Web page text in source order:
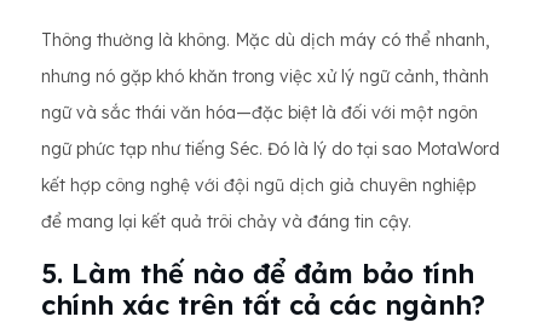
Thông thường là không. Mặc dù dịch máy có thể nhanh,
nhưng nó gặp khó khăn trong việc xử lý ngữ cảnh, thành
ngữ và sắc thái văn hóa—đặc biệt là đối với một ngôn
ngữ phức tạp như tiếng Séc. Đó là lý do tại sao MotaWord
kết hợp công nghệ với đội ngũ dịch giả chuyên nghiệp
để mang lại kết quả trôi chảy và đáng tin cậy.
5. Làm thế nào để đảm bảo tính
chính xác trên tất cả các ngành?